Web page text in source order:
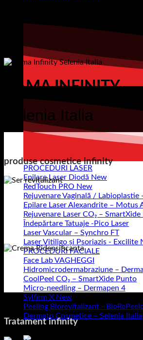
PROCEDURI LASER
Epilare Laser Diodă
RedTouch PRO
Rejuvenare Vaginală / Labioplastie
Epilare Laser Alexandrite – Motus
Rejuvenare Laser CO₂ –
Îndepărtare Tatuaje -Pico Laser
Laser Vascular – Synchro FT
Laser Vitiligo și Psoriazis - Excilite
PROCEDURI FACIALE
Face Lab VAGHEGGI
Hidromicrodermabraziune –
CoolPeel CO₂ – SmartXide Punto
Micro-needling – Dermapen 4
Sylfirm X
Peeling Biorevitalizant -
Dermato Cosmetice – Selenia Italia
GAMA INFINITY
Selenia Italia
produse cosmetice infinity
Tratament infinity